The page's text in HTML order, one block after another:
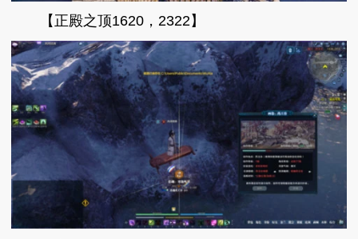
【正殿之顶1620，2322】